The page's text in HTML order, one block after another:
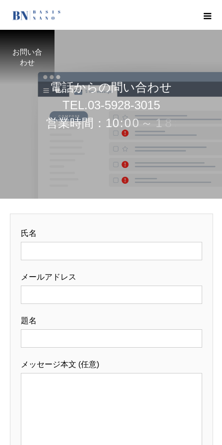
お問い合
わせ
電話からの問い合わせ
TEL.03-5928-3015
営業時間 ： 10:00～1 8 :0
氏名
メールアドレス
題名
メッセージ本文 (任意)